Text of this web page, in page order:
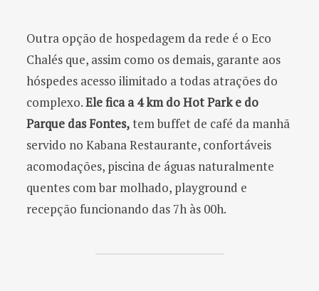
Outra opção de hospedagem da rede é o Eco
Chalés que, assim como os demais, garante aos
hóspedes acesso ilimitado a todas atrações do
complexo.Ele fica a 4 km do Hot Park e do
Parque das Fontes,tem buffet de café da manhã
servido no Kabana Restaurante, confortáveis
acomodações, piscina de águas naturalmente
quentes com bar molhado, playground e
recepção funcionando das 7h às 00h.